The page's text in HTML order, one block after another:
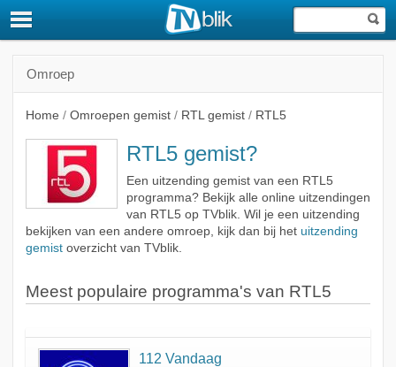
Omroep
Home / Omroepen gemist / RTL gemist / RTL5
RTL5 gemist?
Een uitzending gemist van een RTL5
programma? Bekijk alle online uitzendingen
van RTL5 op TVblik. Wil je een uitzending
bekijken van een andere omroep, kijk dan bij het uitzending
gemistoverzicht van TVblik.
Meest populaire programma's van RTL5
112 Vandaag